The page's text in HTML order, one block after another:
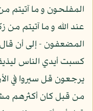
المفلحون و ما آتيتم من
عند الله و ما آتيتم
المضعفون - إلى أن قال
كسبت أيدي الناس
يرجعون قل سيروا في
من قبل كان أكثرهم